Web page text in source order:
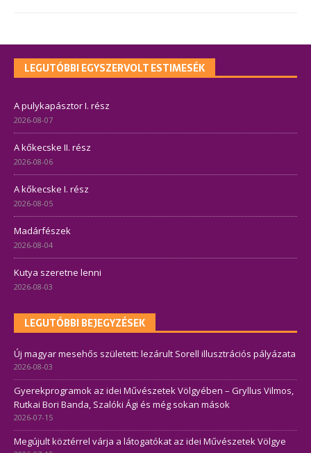
LEGUTÓBBI EGYSZERVOLT ESTIMESÉK
A pulykapásztor I. rész
2026-08-07
A kőkecske II. rész
2026-08-06
A kőkecske I. rész
2026-08-05
Madárfészek
2026-08-04
Kutya szeretne lenni
2026-08-03
LEGUTÓBBI BEJEGYZÉSEK
Új magyar mesehős született: lezárult Sorell illusztrációs pályázata
2026-08-03
Gyerekprogramok az idei Művészetek Völgyében – Gryllus Vilmos,
Rutkai Bori Banda, Szalóki Ági és még sokan mások
2026-07-15
Megújult köztérrel várja a látogatókat az idei Művészetek Völgye